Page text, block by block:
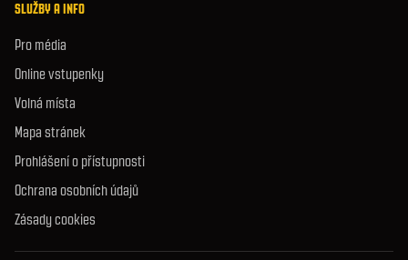
SLUŽBY A INFO
Pro média
Online vstupenky
Volná místa
Mapa stránek
Prohlášení o přístupnosti
Ochrana osobních údajů
Zásady cookies